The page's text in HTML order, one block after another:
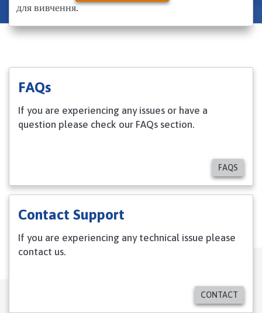
для вивчення.
FAQs
If you are experiencing any issues or have a
question please check our FAQs section.
FAQS
Contact Support
If you are experiencing any technical issue please
contact us.
CONTACT